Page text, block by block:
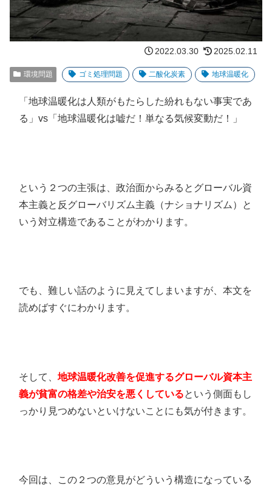
2022.03.30 2025.02.11
環境問題 ゴミ処理問題 二酸化炭素 地球温暖化
「地球温暖化は人類がもたらした紛れもない事実であ
る」vs「地球温暖化は嘘だ！単なる気候変動だ！」
という２つの主張は、政治面からみるとグローバル資
本主義と反グローバリズム主義（ナショナリズム）と
いう対立構造であることがわかります。
でも、難しい話のように見えてしまいますが、本文を
読めばすぐにわかります。
そして、 地球温暖化改善を促進するグローバル資本主
義が貧富の格差や治安を悪くしているという側面もし
っかり見つめないといけないことにも気が付きます。
今回は、この２つの意見がどういう構造になっている